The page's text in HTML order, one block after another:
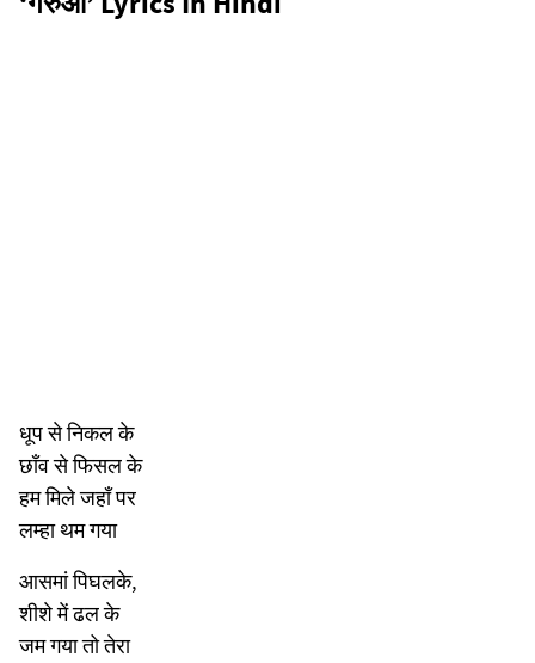
धूप से निकल के
छाँव से फिसल के
हम मिले जहाँ पर
लम्हा थम गया
आसमां पिघलके,
शीशे में ढल के
जम गया तो तेरा